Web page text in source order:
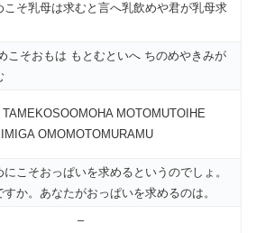
こそ乳母は求むと言へ乳飲めや君が乳母求
こそおもは もとむといへ ちのめやきみが
MOTOMUTOIHE
OMOMOTOMURAMU
こそおっぱいを求めるというのでしょ。
か。あなたがおっぱいを求めるのは。
–